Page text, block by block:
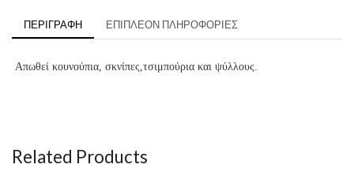
ΠΕΡΙΓΡΑΦΉ ΕΠΙΠΛΈΟΝ ΠΛΗΡΟΦΟΡΊΕΣ
Απωθεί κουνούπια, σκνίπες,τσιμπούρια και ψύλλους.
Related Products